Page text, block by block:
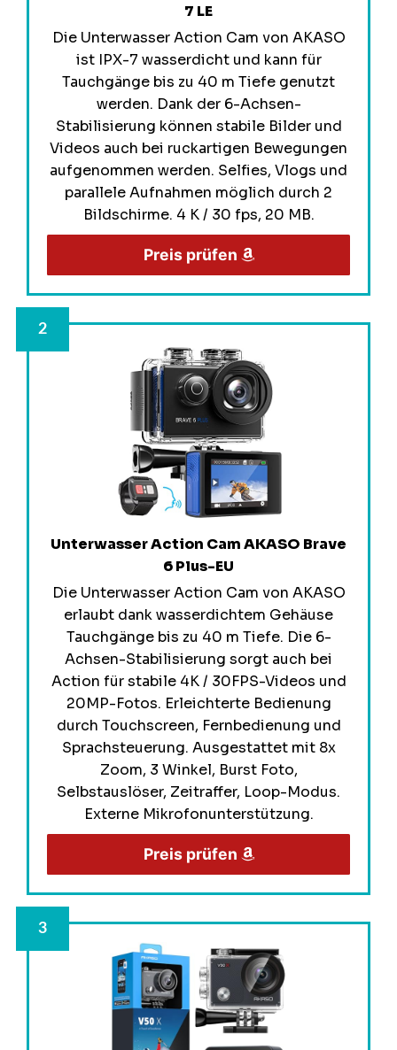
7 LE
Die Unterwasser Action Cam von AKASO
ist IPX-7 wasserdicht und kann für
Tauchgänge bis zu 40 m Tiefe genutzt
werden. Dank der 6-Achsen-
Stabilisierung können stabile Bilder und
Videos auch bei ruckartigen Bewegungen
aufgenommen werden. Selfies, Vlogs und
parallele Aufnahmen möglich durch 2
Bildschirme. 4 K / 30 fps, 20 MB.
Preis prüfen
Unterwasser Action Cam AKASO Brave
6 Plus-EU
Die Unterwasser Action Cam von AKASO
erlaubt dank wasserdichtem Gehäuse
Tauchgänge bis zu 40 m Tiefe. Die 6-
Achsen-Stabilisierung sorgt auch bei
Action für stabile 4K / 30FPS-Videos und
20MP-Fotos. Erleichterte Bedienung
durch Touchscreen, Fernbedienung und
Sprachsteuerung. Ausgestattet mit 8x
Zoom, 3 Winkel, Burst Foto,
Selbstauslöser, Zeitraffer, Loop-Modus.
Externe Mikrofonunterstützung.
Preis prüfen